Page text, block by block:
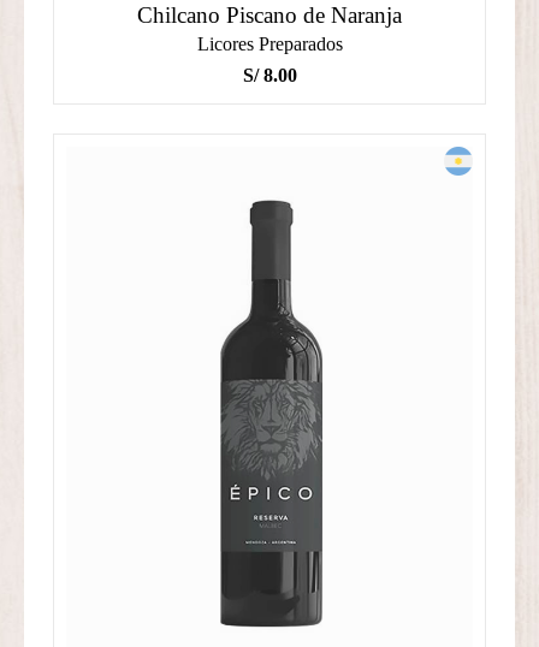
Chilcano Piscano de Naranja
Licores Preparados
S/8.00